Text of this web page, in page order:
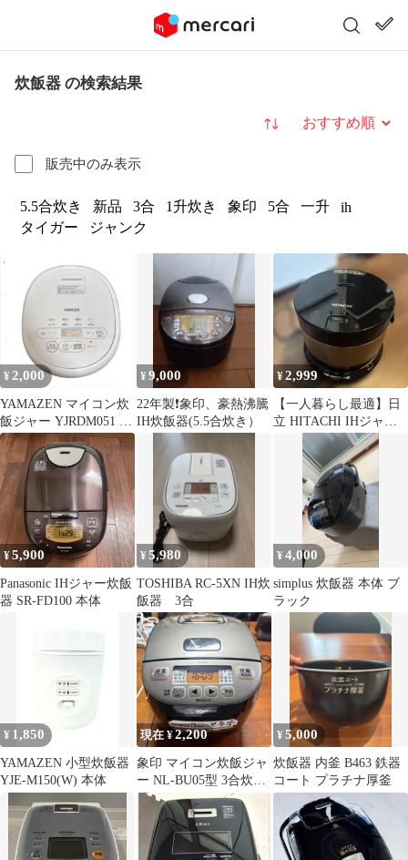
炊飯器 の検索結果
販売中のみ表示
並び替え
5.5合炊き 新品 3合 1升炊き 象印 5合 一升
ih
タイガー
ジャンク
¥ 2,000
YAMAZEN マイコン炊
飯ジャー YJRDM051 美
品 動作確認済み
¥9,000
22年製❗象印、豪熱沸騰
IH炊飯器(5.5合炊き）
¥2,999
【一人暮らし最適】日
立 HITACHI IHジャー
炊飯器 おひつ御膳 2合
¥5,900
Panasonic IHジャー炊飯
器 SR-FD100 本体
¥5,980
TOSHIBA RC-5XN IH炊
飯器 3合
¥4,000
simplus 炊飯器 本体 ブ
ラック
¥ 1,850
YAMAZEN 小型炊飯器
YJE-M150(W) 本体
現在 ¥2,200
象印 マイコン炊飯ジャ
ー NL-BU05型 3合炊き
19年製 動作確認済み
¥5,000
炊飯器 内釜 B463 鉄器
コート プラチナ厚釜